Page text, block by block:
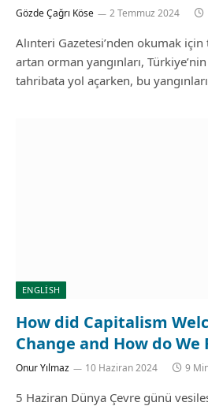
Gözde Çağrı Köse 2 Temmuz 2024
Alınteri Gazetesi’nden okumak için
artan orman yangınları,
tahribata yol açarken, bu
ENGLISH
How did Capitalism
Change and How do We
Onur Yılmaz 10 Haziran 2024 9
5 Haziran Dünya Çevre günü